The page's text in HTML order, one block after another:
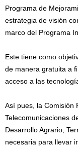
Programa de
estrategia de visión
marco del Programa
Este tiene como
de manera gratuita a
acceso a las
Así pues, la Comisión
Telecomunicaciones
Desarrollo Agrario,
necesaria para llevar